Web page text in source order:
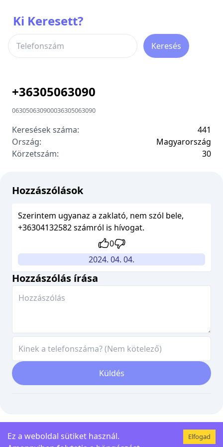
Ki Keresett?
Keresés
+36305063090
063050630900036305063090
Keresések száma:
441
Ország:
Magyarország
Körzetszám:
30
Hozzászólás írása
Küldés
Hozzászólások
Szerintem ugyanaz a zaklató, nem szól bele,
+36304132582 számról is hívogat.
0
2024. 04. 04.
Ez a weboldal sütiket használ.
Elfogad